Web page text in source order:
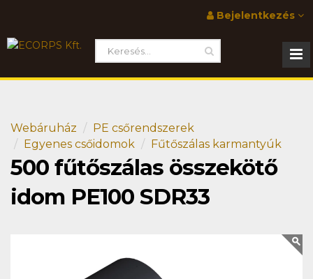
Bejelentkezés
Webáruház
PE csőrendszerek
Egyenes csőidomok
Fűtőszálas karmantyúk
500 fűtőszálas összekötő
idom PE100 SDR33